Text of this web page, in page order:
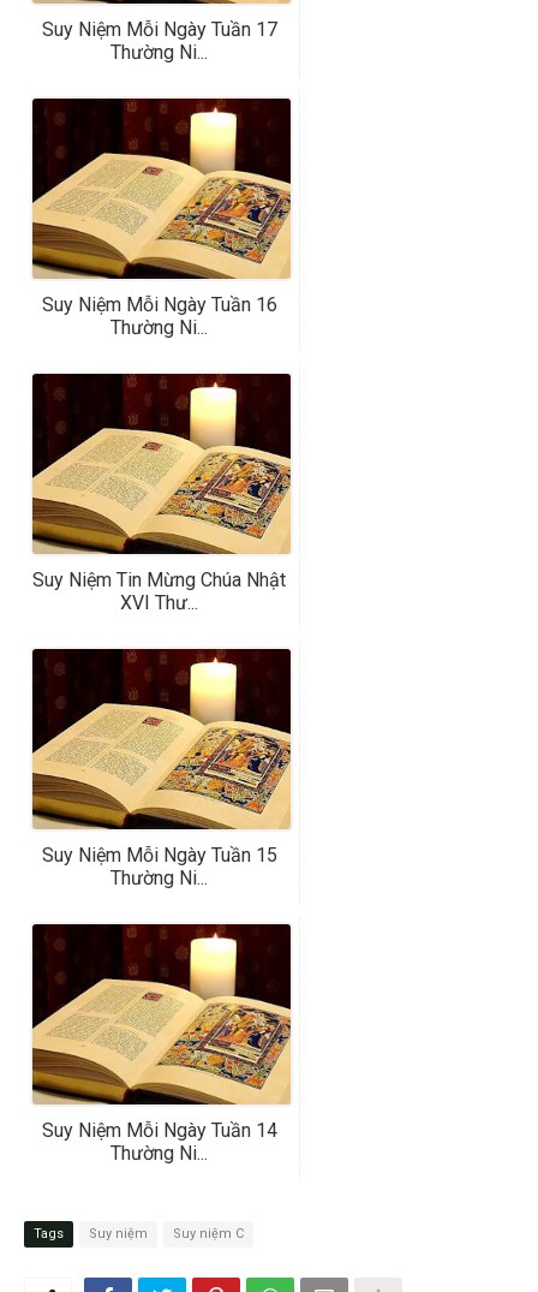
Suy Niệm Mỗi Ngày Tuần 17
Thường Ni...
Suy Niệm Mỗi Ngày Tuần 16
Thường Ni...
Suy Niệm Tin Mừng Chúa Nhật
XVI Thư...
Suy Niệm Mỗi Ngày Tuần 15
Thường Ni...
Suy Niệm Mỗi Ngày Tuần 14
Thường Ni...
Tags Suy niệm Suy niệm C